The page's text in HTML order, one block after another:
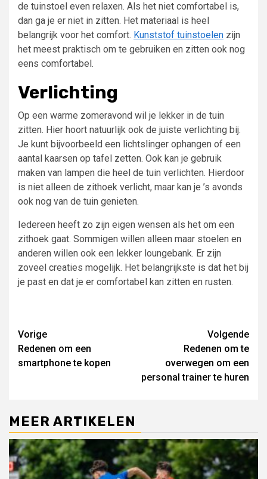
de tuinstoel even relaxen. Als het niet comfortabel is,
dan ga je er niet in zitten. Het materiaal is heel
belangrijk voor het comfort. Kunststof tuinstoelen zijn
het meest praktisch om te gebruiken en zitten ook nog
eens comfortabel.
Verlichting
Op een warme zomeravond wil je lekker in de tuin
zitten. Hier hoort natuurlijk ook de juiste verlichting bij.
Je kunt bijvoorbeeld een lichtslinger ophangen of een
aantal kaarsen op tafel zetten. Ook kan je gebruik
maken van lampen die heel de tuin verlichten. Hierdoor
is niet alleen de zithoek verlicht, maar kan je ’s avonds
ook nog van de tuin genieten.
Iedereen heeft zo zijn eigen wensen als het om een
zithoek gaat. Sommigen willen alleen maar stoelen en
anderen willen ook een lekker loungebank. Er zijn
zoveel creaties mogelijk. Het belangrijkste is dat het bij
je past en dat je er comfortabel kan zitten en rusten.
Lees
verder
Vorige
Redenen om een
smartphone te kopen
Volgende
Redenen om te
overwegen om een
personal trainer te huren
MEER ARTIKELEN